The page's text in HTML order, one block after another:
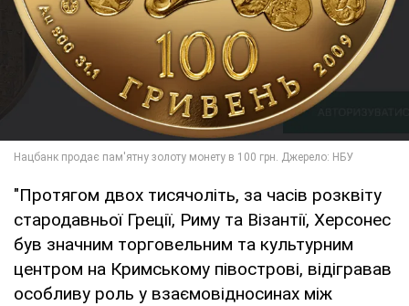
"Протягом двох тисячоліть, за часів розквіту
стародавньої Греції, Риму та Візантії, Херсонес
був значним торговельним та культурним
центром на Кримському півострові, відігравав
особливу роль у взаємовідносинах між